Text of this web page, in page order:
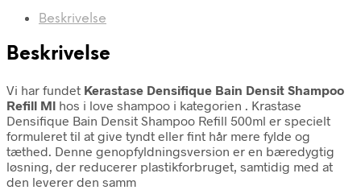
Beskrivelse
Beskrivelse
Vi har fundet Kerastase Densifique Bain Densit Shampoo
Refill Ml hos i love shampoo i kategorien . Krastase
Densifique Bain Densit Shampoo Refill 500ml er specielt
formuleret til at give tyndt eller fint hår mere fylde og
tæthed. Denne genopfyldningsversion er en bæredygtig
løsning, der reducerer plastikforbruget, samtidig med at
den leverer den samm